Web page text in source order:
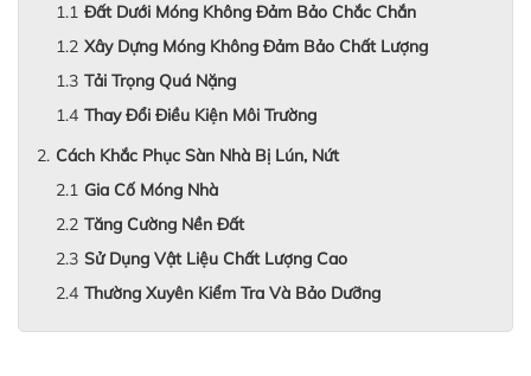
Đất Dưới Móng Không Đảm Bảo Chắc Chắn
Xây Dựng Móng Không Đảm Bảo Chất Lượng
Tải Trọng Quá Nặng
Thay Đổi Điều Kiện Môi Trường
Cách Khắc Phục Sàn Nhà Bị Lún, Nứt
Gia Cố Móng Nhà
Tăng Cường Nền Đất
Sử Dụng Vật Liệu Chất Lượng Cao
Thường Xuyên Kiểm Tra Và Bảo Dưỡng